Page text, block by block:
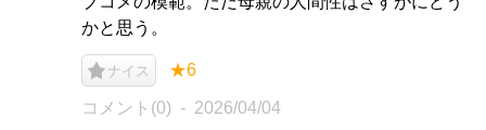
かと思う。
ナイス ★6
コメント(0) 2026/04/04